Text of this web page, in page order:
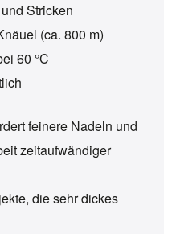
Stricken
(ca. 800 m)
60 °C
feinere Nadeln und
zeitaufwändiger
die sehr dickes